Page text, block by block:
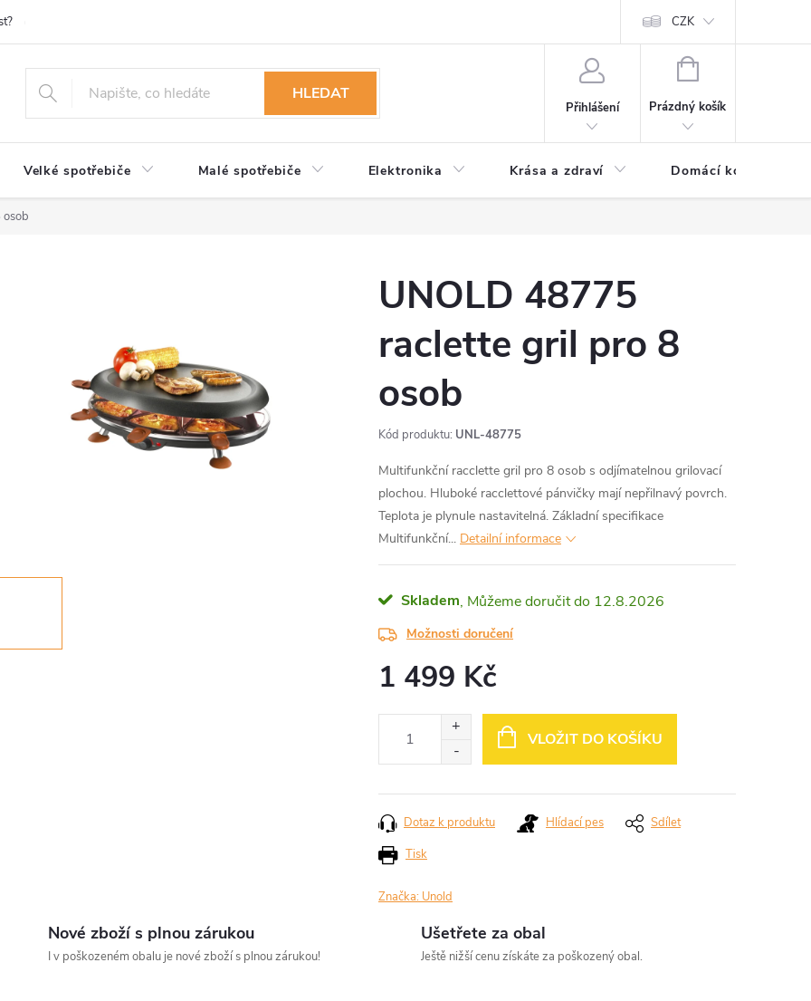
Prohlášení o ochraně osobních údajů
CZK
HLEDAT
Přihlášení
NÁKUPNÍ
Prázdný košík
Velké spotřebiče Malé spotřebiče Elektronika Krása a zdraví Domácí komfort
UNOLD 48775
raclette gril pro 8
osob
Kód produktu: UNL-48775
Multifunkční racclette gril pro 8 osob s odjímatelnou grilovací
plochou. Hluboké racclettové pánvičky mají nepřilnavý povrch.
Teplota je plynule nastavitelná. Základní specifikace
Multifunkční... Detailní informace
Skladem 12.8.2026
Možnosti doručení
1 499 Kč
VLOŽIT DO KOŠÍKU
Tisk
Dotaz k produktu Hlídací pes Sdílet
Značka: Unold
Nové zboží s plnou zárukou
I v poškozeném obalu je nové zboží s plnou zárukou!
Ušetřete za obal
Ještě nižší cenu získáte za poškozený obal.